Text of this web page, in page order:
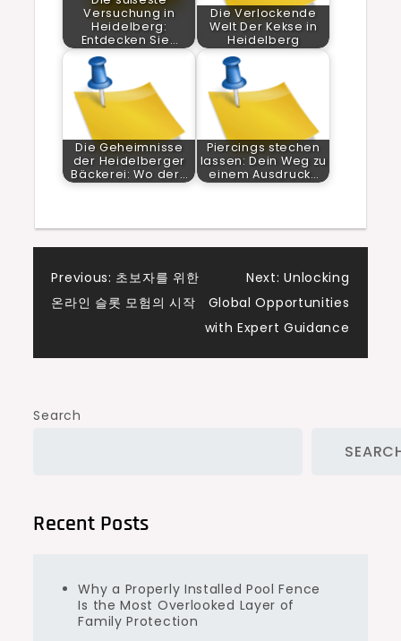
Versuchung in
Heidelberg:
Entdecken Sie…
Die Verlockende
Welt Der Kekse in
Heidelberg
Die Geheimnisse
der Heidelberger
Bäckerei: Wo der…
Piercings stechen
lassen: Dein Weg zu
einem Ausdruck…
Post
navigation
Previous: 초보자를 위한
온라인 슬롯 모험의 시작
Next: Unlocking
Global Opportunities
with Expert Guidance
Search
Recent Posts
Why a Properly Installed Pool Fence
Is the Most Overlooked Layer of
Family Protection